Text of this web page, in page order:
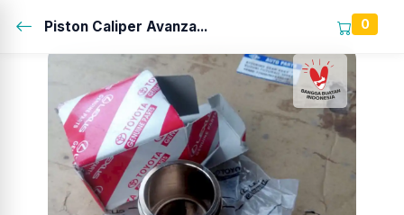
Piston Caliper Avanza... 0